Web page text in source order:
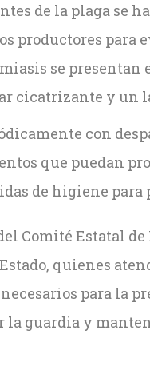
de la plaga se
para
se
cicatrizante y un
con
que puedan
de higiene
Comité Estatal
quienes
para la
guardia y